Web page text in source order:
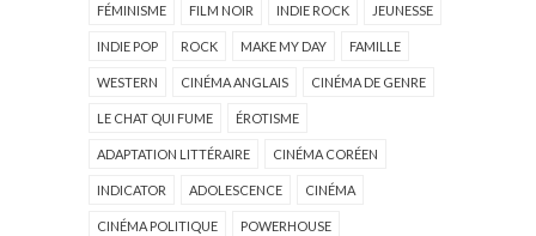
FÉMINISME FILM NOIR INDIE ROCK JEUNESSE
INDIE POP ROCK MAKE MY DAY FAMILLE
WESTERN CINÉMA ANGLAIS CINÉMA DE GENRE
LE CHAT QUI FUME ÉROTISME
ADAPTATION LITTÉRAIRE CINÉMA CORÉEN
INDICATOR ADOLESCENCE CINÉMA
CINÉMA POLITIQUE POWERHOUSE